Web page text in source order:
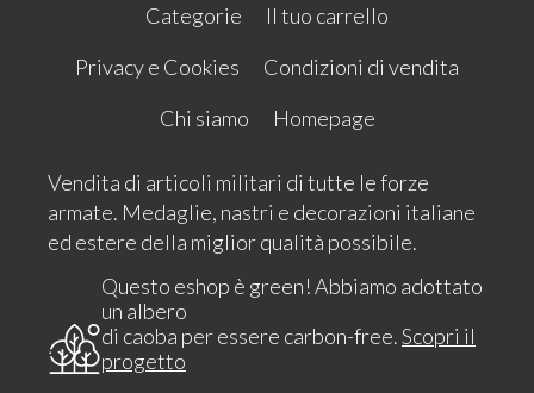
Categorie
Il tuo carrello
Privacy e Cookies
Condizioni di vendita
Chi siamo
Homepage
Vendita di articoli militari di tutte le forze
armate. Medaglie, nastri e decorazioni italiane
ed estere della miglior qualità possibile.
Questo eshop è green! Abbiamo adottato
un albero
di caoba per essere carbon-free.Scopri il
progetto